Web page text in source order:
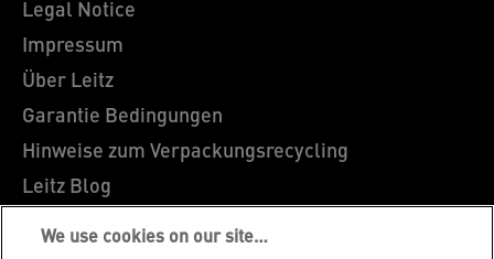
Legal Notice
Impressum
Über Leitz
Garantie Bedingungen
Hinweise zum Verpackungsrecycling
Leitz Blog
Karriere
We use cookies on our site…